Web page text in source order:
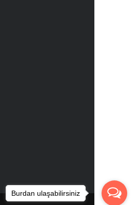
Burdan ulaşabilirsiniz